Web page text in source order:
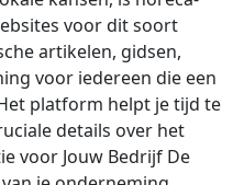
voor dit soort
artikelen, gidsen,
voor iedereen die een
platform helpt je tijd te
details over het
voor Jouw Bedrijf De